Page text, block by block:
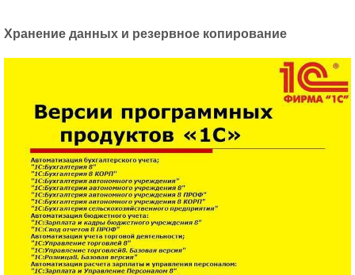
Хранение данных и резервное копирование